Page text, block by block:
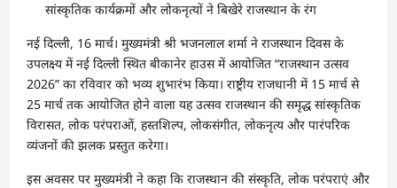
सांस्कृतिक कार्यक्रमों और लोकनृत्यों ने बिखेरे राजस्थान के रंग
नई दिल्ली, 16 मार्च। मुख्यमंत्री श्री भजनलाल शर्मा ने राजस्थान दिवस के
उपलक्ष्य में नई दिल्ली स्थित बीकानेर हाउस में आयोजित “राजस्थान उत्सव
2026” का रविवार को भव्य शुभारंभ किया। राष्ट्रीय राजधानी में 15 मार्च से
25 मार्च तक आयोजित होने वाला यह उत्सव राजस्थान की समृद्ध सांस्कृतिक
विरासत, लोक परंपराओं, हस्तशिल्प, लोकसंगीत, लोकनृत्य और पारंपरिक
व्यंजनों की झलक प्रस्तुत करेगा।
इस अवसर पर मुख्यमंत्री ने कहा कि राजस्थान की संस्कृति, लोक परंपराएं और